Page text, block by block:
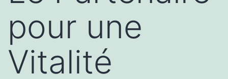
pour une
Vitalité